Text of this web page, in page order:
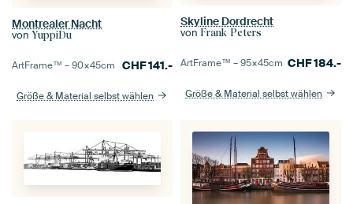
Montrealer Nacht
von YuppiDu
ArtFrame™ –90×45cm CHF141.-
Größe & Material selbst wählen
Skyline Dordrecht
von Frank Peters
ArtFrame™ –95×45cm CHF184.-
Größe & Material selbst wählen